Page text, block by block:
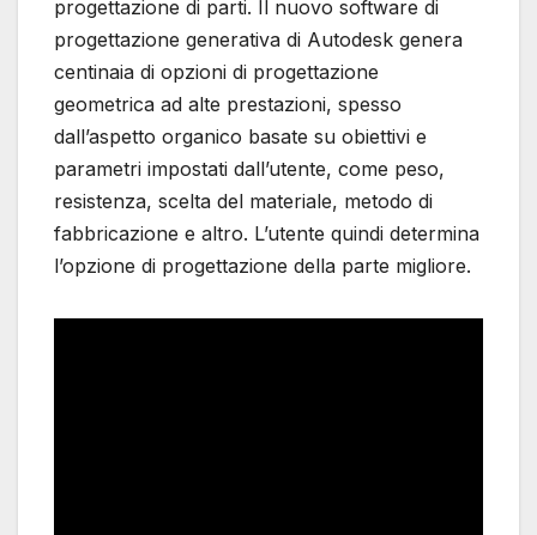
progettazione di parti. Il nuovo software di
progettazione generativa di Autodesk genera
centinaia di opzioni di progettazione
geometrica ad alte prestazioni, spesso
dall’aspetto organico basate su obiettivi e
parametri impostati dall’utente, come peso,
resistenza, scelta del materiale, metodo di
fabbricazione e altro. L’utente quindi determina
l’opzione di progettazione della parte migliore.